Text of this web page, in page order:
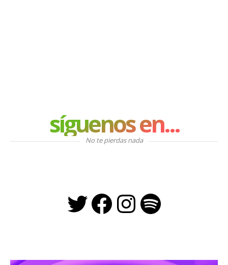
síguenos en...
No te pierdas nada
Twitter
Facebook
Instagram
Spotify